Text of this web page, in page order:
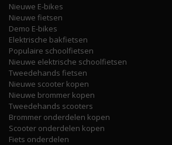
Nieuwe E-bikes
Nieuwe fietsen
Demo E-bikes
Elektrische bakfietsen
Populaire schoolfietsen
Nieuwe elektrische schoolfietsen
Tweedehands fietsen
Nieuwe scooter kopen
Nieuwe brommer kopen
Tweedehands scooters
Brommer onderdelen kopen
Scooter onderdelen kopen
Fiets onderdelen